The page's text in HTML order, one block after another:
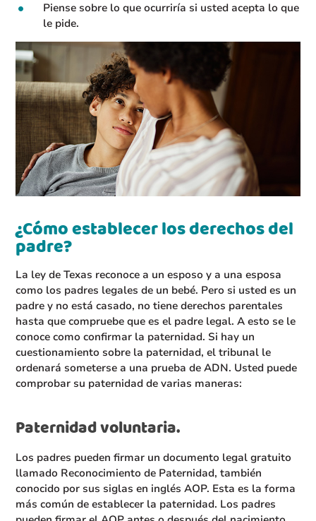
Piense sobre lo que ocurriría si usted acepta lo que
le pide.
¿Cómo establecer los derechos del
padre?
La ley de Texas reconoce a un esposo y a una esposa
como los padres legales de un bebé. Pero si usted es un
padre y no está casado, no tiene derechos parentales
hasta que compruebe que es el padre legal. A esto se le
conoce como confirmar la paternidad. Si hay un
cuestionamiento sobre la paternidad, el tribunal le
ordenará someterse a una prueba de ADN. Usted puede
comprobar su paternidad de varias maneras:
Paternidad voluntaria.
Los padres pueden firmar un documento legal gratuito
llamado Reconocimiento de Paternidad, también
conocido por sus siglas en inglés AOP. Esta es la forma
más común de establecer la paternidad. Los padres